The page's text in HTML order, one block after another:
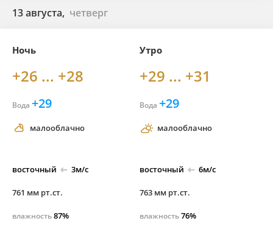
13 августа, четверг
Ночь
+26 ... +28
Вода +29
малооблачно
восточный 3м/с
761 мм рт.ст.
влажность87%
Утро
+29 ... +31
Вода +29
малооблачно
восточный 6м/с
763 мм рт.ст.
влажность76%